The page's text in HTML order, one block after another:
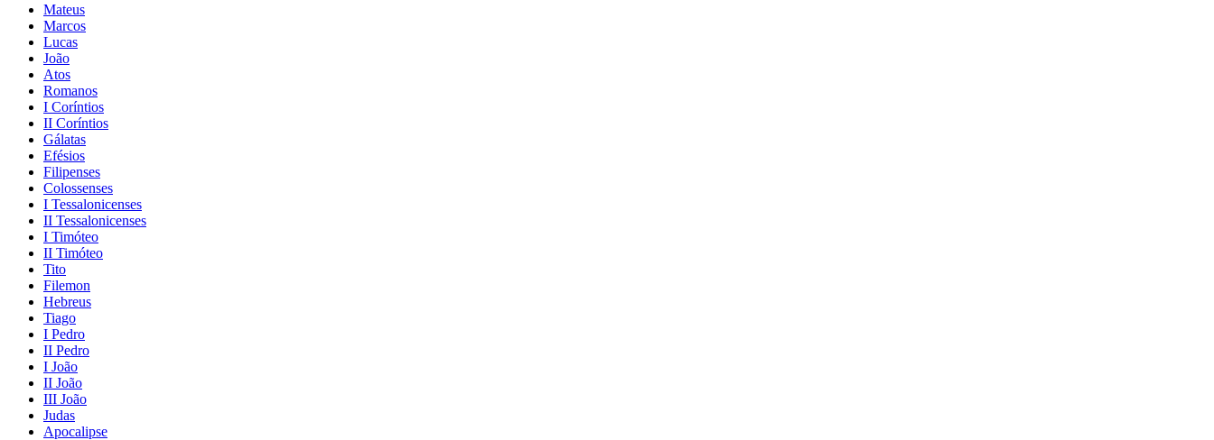
Mateus
Marcos
Lucas
João
Atos
Romanos
I Coríntios
II Coríntios
Gálatas
Efésios
Filipenses
Colossenses
I Tessalonicenses
II Tessalonicenses
I Timóteo
II Timóteo
Tito
Filemon
Hebreus
Tiago
I Pedro
II Pedro
I João
II João
III João
Judas
Apocalipse